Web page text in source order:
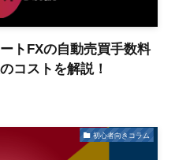
トFXの自動売買手数料
コストを解説！
初心者向きコラム